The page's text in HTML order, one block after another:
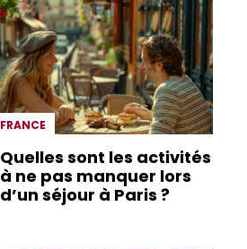
FRANCE
Quelles sont les activités
à ne pas manquer lors
d’un séjour à Paris ?